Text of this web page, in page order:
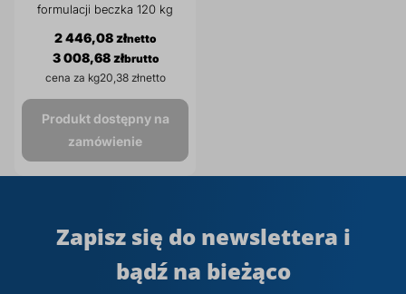
formulacji beczka 120 kg
3 008,68 zł
2 446,08 zł
cena za kg20,38 zł
Produkt dostępny na
zamówienie
Zapisz się do newslettera i
bądź na bieżąco